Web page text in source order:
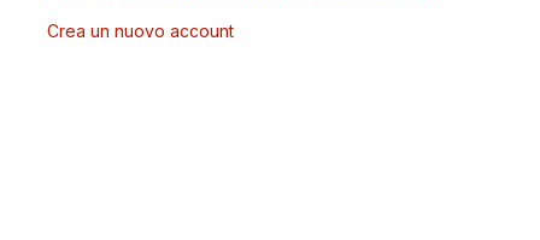
Crea un nuovo account